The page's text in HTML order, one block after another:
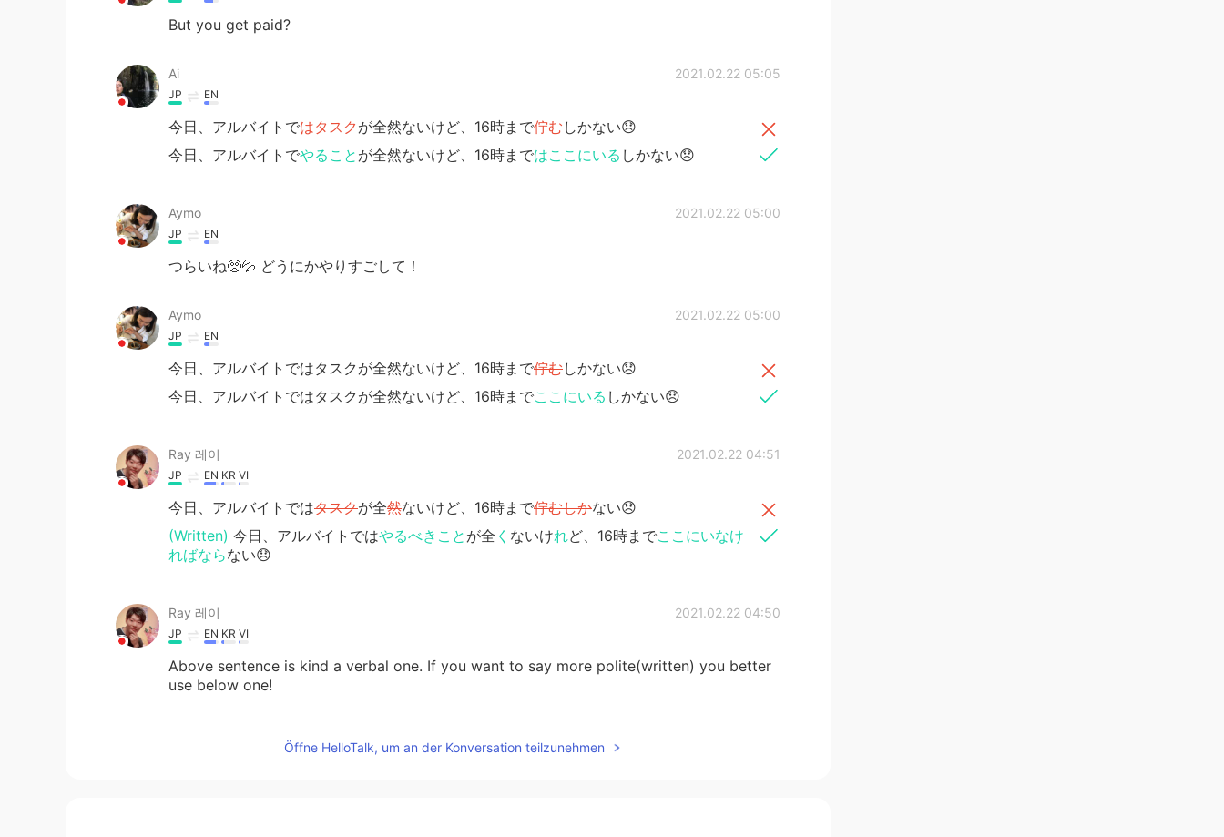
But you get paid?
Ai 2021.02.22 05:05
JP EN
今日、アルバイトではタスクが全然ないけど、16時まで佇むしかない😞
今日、アルバイトでやること が全然ないけど、16時まではここにいる しかない😞
Aymo 2021.02.22 05:00
JP EN
つらいね🥺💦 どうにかやりすごして！
Aymo 2021.02.22 05:00
JP EN
今日、アルバイトではタスクが全然ないけど、16時まで佇むしかない😞
今日、アルバイトではタスクが全然ないけど、16時までここにいる しかない😞
Ray 레이 2021.02.22 04:51
JP EN KR VI
今日、アルバイトではタスクが全然ないけど、16時まで佇むしかない😞
(Written) 今日、アルバイトではやるべきこと が全 く ないけれど、16時までここにいなけ
ればならない😞
Ray 레이 2021.02.22 04:50
JP EN KR VI
Above sentence is kind a verbal one. If you want to say more polite(written) you better
use below one!
Öffne HelloTalk, um an der Konversation teilzunehmen